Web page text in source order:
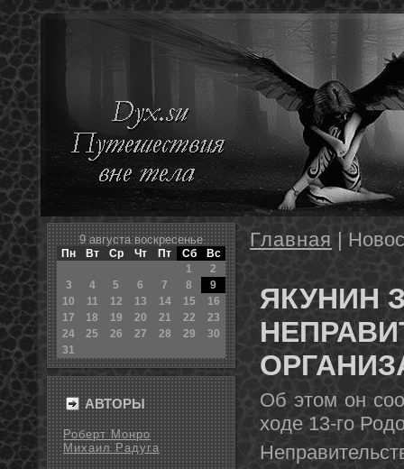
9 августа воскресенье
Пн Вт Ср Чт Пт Сб
Вс
1
2
3
4 5 6 7 8
9
10
11 12 13 14 15
16
17
18 19 20 21 22
23
24
25 26 27 28 29
30
31
АВТОРЫ
Роберт Монро
Михаил Радуга
Главная |
ЯКУНИН
Об этом он
ходе 13-го